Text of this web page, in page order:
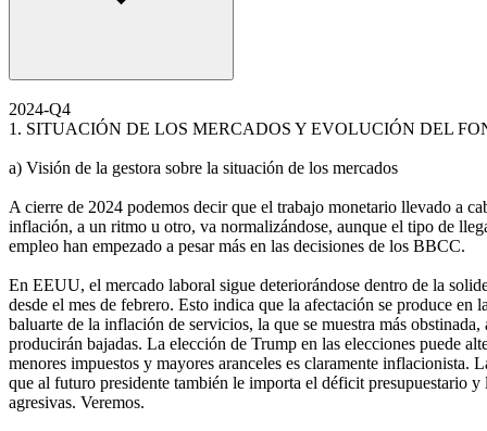
2024-Q4
1. SITUACIÓN DE LOS MERCADOS Y EVOLUCIÓN DEL
a) Visión de la gestora sobre la situación de los mercados
A cierre de 2024 podemos decir que el trabajo monetario llevado a
inflación, a un ritmo u otro, va normalizándose, aunque el tipo de
empleo han empezado a pesar más en las decisiones de los BBCC.
En EEUU, el mercado laboral sigue deteriorándose dentro de la
desde el mes de febrero. Esto indica que la afectación se produce
baluarte de la inflación de servicios, la que se muestra más
producirán bajadas. La elección de Trump en las elecciones puede
menores impuestos y mayores aranceles es claramente
que al futuro presidente también le importa el déficit presupuestario
agresivas. Veremos.